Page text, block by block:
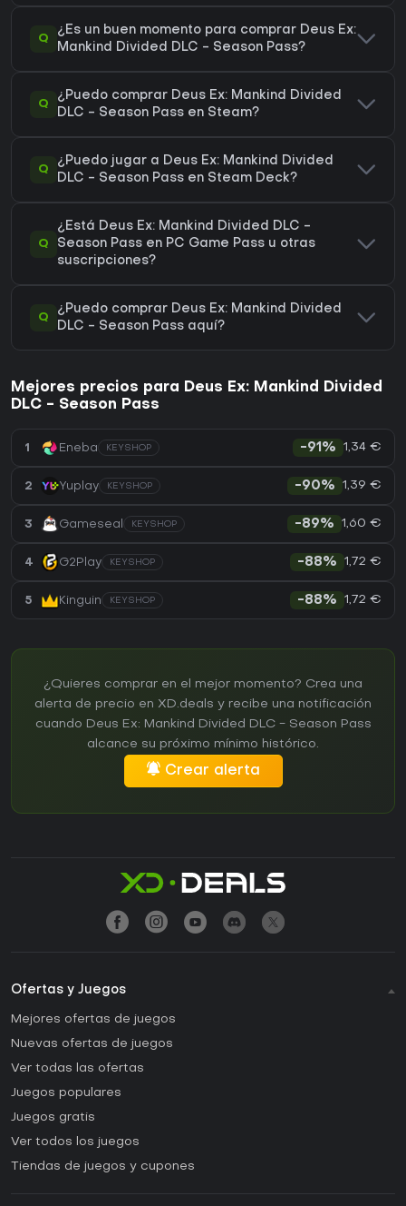
Q
¿Es un buen momento para comprar Deus Ex:
Mankind Divided DLC - Season Pass?
Q
¿Puedo comprar Deus Ex: Mankind Divided
DLC - Season Pass en Steam?
Q
¿Puedo jugar a Deus Ex: Mankind Divided
DLC - Season Pass en Steam Deck?
Q
¿Está Deus Ex: Mankind Divided DLC -
Season Pass en PC Game Pass u otras
suscripciones?
Q
¿Puedo comprar Deus Ex: Mankind Divided
DLC - Season Pass aquí?
Mejores precios para Deus Ex: Mankind Divided
DLC - Season Pass
1 Eneba KEYSHOP -91% 1,34 €
2 Yuplay KEYSHOP -90% 1,39 €
3 Gameseal KEYSHOP -89% 1,60 €
4 G2Play KEYSHOP -88% 1,72 €
5 Kinguin KEYSHOP -88% 1,72 €
¿Quieres comprar en el mejor momento? Crea una
alerta de precio en XD.deals y recibe una notificación
cuando Deus Ex: Mankind Divided DLC - Season Pass
alcance su próximo mínimo histórico.
Crear alerta
Ofertas y Juegos
Mejores ofertas de juegos
Nuevas ofertas de juegos
Ver todas las ofertas
Juegos populares
Juegos gratis
Ver todos los juegos
Tiendas de juegos y cupones